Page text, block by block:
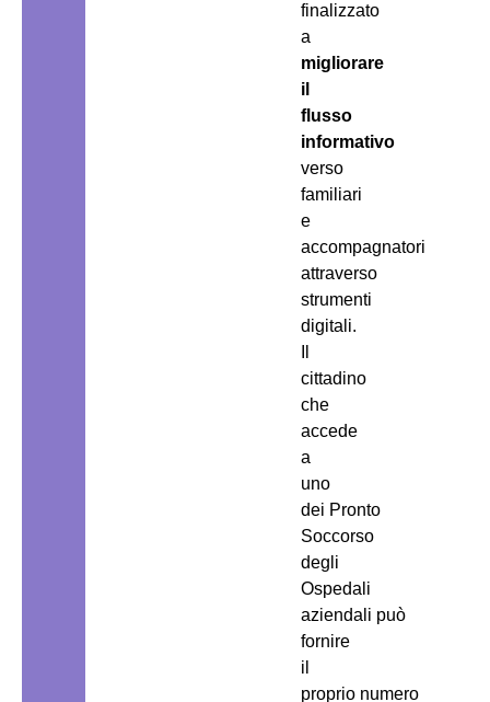
finalizzato
a
migliorare
il
flusso
informativo
verso
familiari
e
accompagnatori
attraverso
strumenti
digitali.
cittadino
che
accede
a
uno
dei Pronto
Soccorso
degli
Ospedali
aziendali può
fornire
il
proprio numero